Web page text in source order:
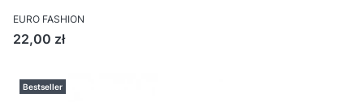
EURO FASHION
Cena
22,00 zł
Bestseller